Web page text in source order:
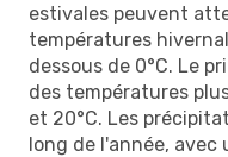
estivales peuvent
températures
dessous de 0°C. Le
des températures
et 20°C. Les
long de l'année, avec